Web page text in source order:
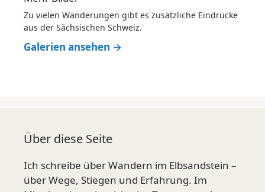
Zu vielen Wanderungen gibt es zusätzliche Eindrücke
aus der Sächsischen Schweiz.
Galerien ansehen →
Über diese Seite
Ich schreibe über Wandern im Elbsandstein –
über Wege, Stiegen und Erfahrung. Im